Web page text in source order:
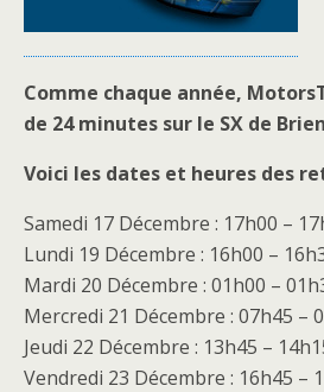
Comme chaque année,
de 24 minutes sur le SX de
Voici les dates et heures des
Samedi 17 Décembre : 17h00 –
Lundi 19 Décembre : 16h00 –
Mardi 20 Décembre : 01h00 –
Mercredi 21 Décembre : 07h45 –
Jeudi 22 Décembre : 13h45 –
Vendredi 23 Décembre : 16h45 –